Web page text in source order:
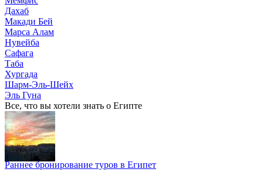
Дахаб
Макади Бей
Марса Алам
Нувейба
Сафага
Таба
Хургада
Шарм-Эль-Шейх
Эль Гуна
Все, что вы хотели знать о Египте
Раннее бронирование туров в Египет